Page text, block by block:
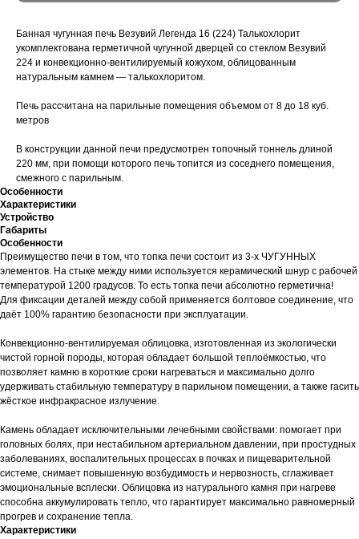
Банная чугунная печь Везувий Легенда 16 (224) Талькохлорит
укомплектована герметичной чугунной дверцей со стеклом Везувий
224 и конвекционно-вентилируемый кожухом, облицованным
натуральным камнем — талькохлоритом.
Печь рассчитана на парильные помещения объемом от 8 до 18 куб.
метров
В конструкции данной печи предусмотрен топочный тоннель длиной
220 мм, при помощи которого печь топится из соседнего помещения,
смежного с парильным.
Особенности
Характеристики
Устройство
Габариты
Особенности
Преимущество печи в том, что топка печи состоит из 3-х ЧУГУННЫХ
элементов. На стыке между ними используется керамический шнур с рабочей
температурой 1200 градусов. То есть топка печи абсолютно герметична!
Для фиксации деталей между собой применяется болтовое соединение, что
даёт 100% гарантию безопасности при эксплуатации.
Конвекционно-вентилируемая облицовка, изготовленная из экологически
чистой горной породы, которая обладает большой теплоёмкостью, что
позволяет камню в короткие сроки нагреваться и максимально долго
удерживать стабильную температуру в парильном помещении, а также гасить
жёсткое инфракрасное излучение.
Камень обладает исключительными лечебными свойствами: помогает при
головных болях, при нестабильном артериальном давлении, при простудных
заболеваниях, воспалительных процессах в почках и пищеварительной
системе, снимает повышенную возбудимость и нервозность, сглаживает
эмоциональные всплески. Облицовка из натурального камня при нагреве
способна аккумулировать тепло, что гарантирует максимально равномерный
прогрев и сохранение тепла.
Характеристики